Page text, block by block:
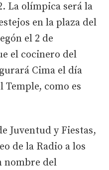
La olímpica será la
en la plaza del
el 2 de
el cocinero del
Cima el día
como es
Juventud y Fiestas,
de la Radio a los
nombre del